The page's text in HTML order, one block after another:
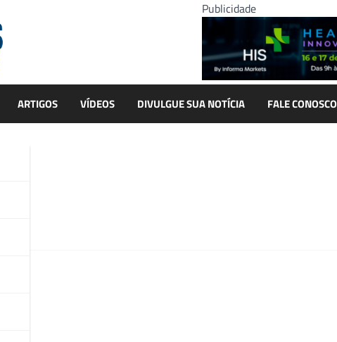
Publicidade
ARTIGOS VÍDEOS DIVULGUE SUA NOTÍCIA FALE CONOSCO